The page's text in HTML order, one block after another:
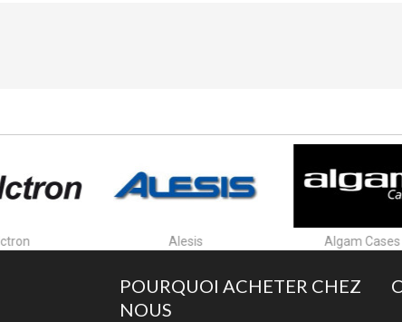
Alesis Algam Cases Algam
POURQUOI ACHETER CHEZ
NOUS